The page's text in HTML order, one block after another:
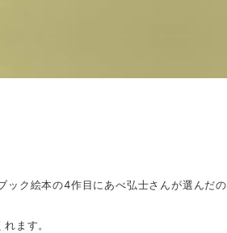
ック絵本の4作目にあべ弘士さんが選んだの
ます。